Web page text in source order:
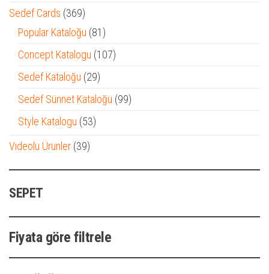
ürün
Sedef Cards 369369
ürün
Popular Kataloğu 8181
ürün
Concept Katalogu 107107
Sedef Kataloğu 2929
ürün
Sedef Sünnet Kataloğu 9999
Style Katalogu 5353
Videolu Ürünler 3939
SEPET
Fiyata göre filtrele